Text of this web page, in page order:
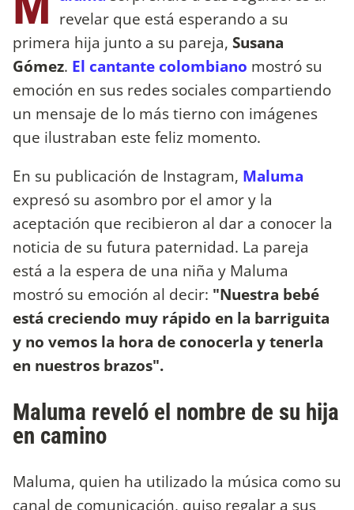
revelar que está esperando a su
primera hija junto a su pareja, Susana
Gómez. El cantante colombiano mostró su
emoción en sus redes sociales compartiendo
un mensaje de lo más tierno con imágenes
que ilustraban este feliz momento.
En su publicación de Instagram, Maluma
expresó su asombro por el amor y la
aceptación que recibieron al dar a conocer la
noticia de su futura paternidad. La pareja
está a la espera de una niña y Maluma
mostró su emoción al decir: "Nuestra bebé
está creciendo muy rápido en la barriguita
y no vemos la hora de conocerla y tenerla
en nuestros brazos".
Maluma reveló el nombre de su hija
en camino
Maluma, quien ha utilizado la música como su
canal de comunicación, quiso regalar a sus